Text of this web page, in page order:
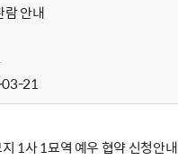
람 안내
21
1사 1묘역 예우 협약 신청안내